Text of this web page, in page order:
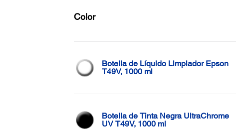
Color
Botella de Líquido Limpiador Epson
T49V, 1000 ml
Botella de Tinta Negra UltraChrome
UV T49V, 1000 ml